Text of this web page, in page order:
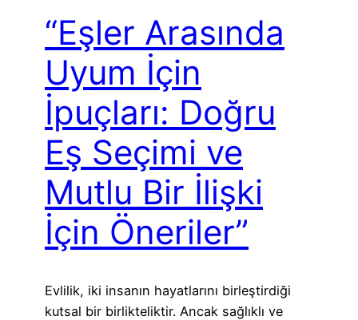
“Eşler Arasında
Uyum İçin
İpuçları: Doğru
Eş Seçimi ve
Mutlu Bir İlişki
İçin Öneriler”
Evlilik, iki insanın hayatlarını birleştirdiği
kutsal bir birlikteliktir. Ancak sağlıklı ve